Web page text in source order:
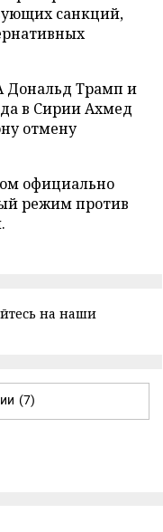
санкций,
Дональд Трамп и
в Сирии Ахмед
отмену
официально
режим против
на наши
(7)